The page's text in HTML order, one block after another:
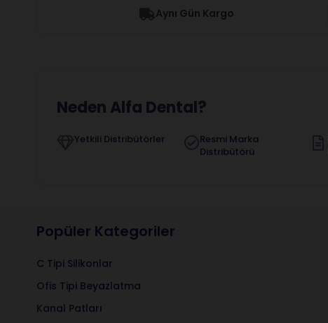
Aynı Gün Kargo
Neden Alfa Dental?
Yetkili Distribütörler
Resmi Marka
Distribütörü
Popüler Kategoriler
C Tipi Silikonlar
Ofis Tipi Beyazlatma
Kanal Patları